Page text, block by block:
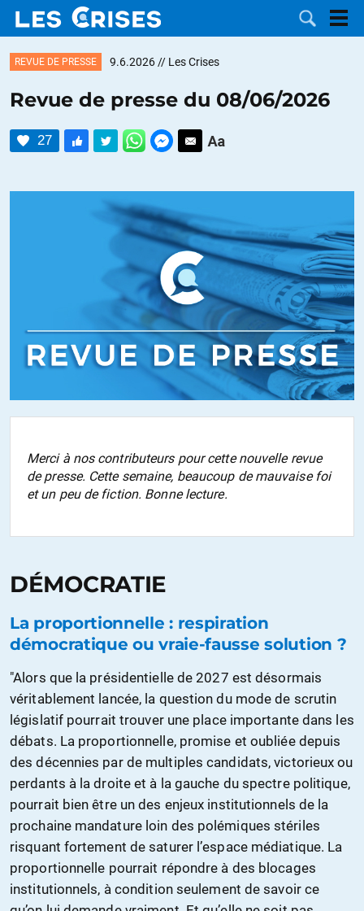
LES
REVUE DE PRESSE 9.6.2026 // Les Crises
Revue de presse du 08/06/2026
27
Merci à nos contributeurs pour cette nouvelle revue
de presse. Cette semaine, beaucoup de mauvaise foi
et un peu de fiction. Bonne lecture.
DÉMOCRATIE
La proportionnelle : respiration
démocratique ou vraie-fausse solution ?
"Alors que la présidentielle de 2027 est désormais
véritablement lancée, la question du mode de scrutin
législatif pourrait trouver une place importante dans les
débats. La proportionnelle, promise et oubliée depuis
des décennies par de multiples candidats, victorieux ou
perdants à la droite et à la gauche du spectre politique,
pourrait bien être un des enjeux institutionnels de la
prochaine mandature loin des polémiques stériles
risquant fortement de saturer l’espace médiatique. La
proportionnelle pourrait répondre à des blocages
institutionnels, à condition seulement de savoir ce